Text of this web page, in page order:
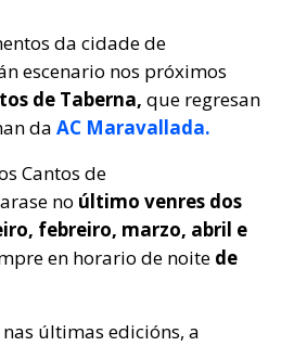
da cidade de
escenario nos próximos
de Taberna, que regresan
da AC Maravallada.
Cantos de
no último venres dos
febreiro, marzo, abril e
en horario de noite de
últimas edicións, a